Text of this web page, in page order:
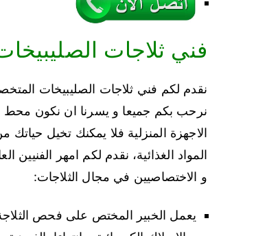
فني ثلاجات
نقدم لكم فني ثلاجات الصليبيخات
نرحب بكم جميعا و يسرنا ان نكون محط
الاجهزة المنزلية فلا يمكنك تخيل حياتك
المواد الغذائية، نقدم لكم امهر
و الاختصاصيين في مجال الثلاجات:
يعمل الخبير المختص على فحص